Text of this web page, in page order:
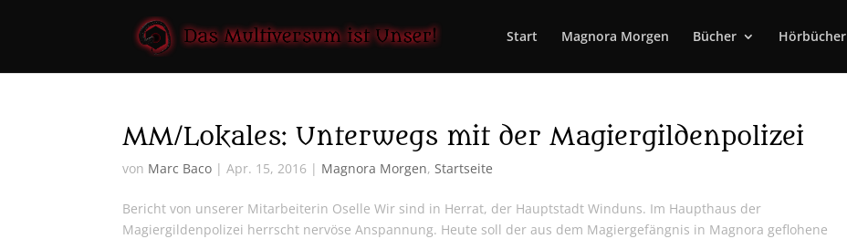
Start Magnora Morgen Bücher Hörbücher
MM/Lokales: Unterwegs mit der Magiergildenpolizei
von Marc Baco |Apr. 15, 2016 | Magnora Morgen,Startseite
Bericht von unserer Mitarbeiterin Oselle Wir sind in Herrat, der Hauptstadt Winduns. Im Haupthaus der
Magiergildenpolizei herrscht nervöse Anspannung. Heute soll der aus dem Magiergefängnis in Magnora geflohene